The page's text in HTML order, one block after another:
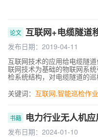
论文 互联网+电缆隧道
发布日期：2019-04-11
互联网技术的应用给电缆隧
联网技术为基础的物联网系
检系统结构，对电缆隧道的
关键词： 互联网,智能巡检作业
书籍 电力行业无人机
发布日期：2024-01-10